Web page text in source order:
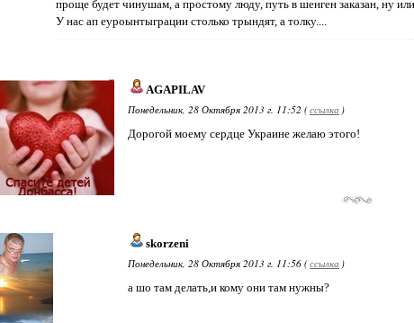
проще будет чинушам, а простому люду, путь в шенген заказан, ну
У нас ап еуроынтыграции столько трындят, а толку....
AGAPILAV
Понедельник, 28 Октября 2013 г. 11:52 (ссылка )
Дорогой моему сердце Украине желаю этого!
skorzeni
Понедельник, 28 Октября 2013 г. 11:56 (ссылка )
а шо там делать,и кому они там нужны?